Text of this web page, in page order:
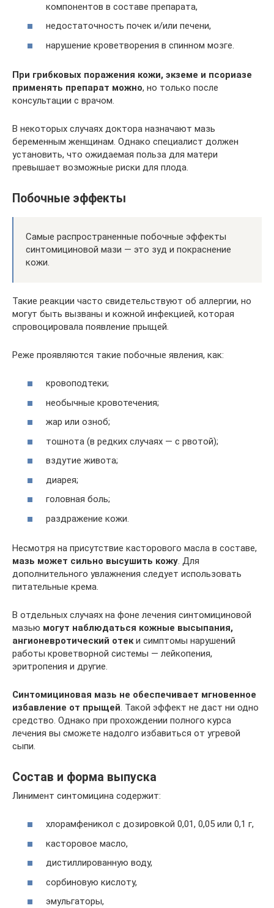
компонентов в составе препарата,
недостаточность почек и/или печени,
нарушение кроветворения в спинном мозге.
При грибковых поражения кожи, экземе и псориазе
применять препарат можно, но только после
консультации с врачом.
В некоторых случаях доктора назначают мазь
беременным женщинам. Однако специалист должен
установить, что ожидаемая польза для матери
превышает возможные риски для плода.
Побочные эффекты
Самые распространенные побочные эффекты
синтомициновой мази — это зуд и покраснение
кожи.
Такие реакции часто свидетельствуют об аллергии, но
могут быть вызваны и кожной инфекцией, которая
спровоцировала появление прыщей.
Реже проявляются такие побочные явления, как:
кровоподтеки;
необычные кровотечения;
жар или озноб;
тошнота (в редких случаях — с рвотой);
вздутие живота;
диарея;
головная боль;
раздражение кожи.
Несмотря на присутствие касторового масла в составе,
мазь может сильно высушить кожу. Для
дополнительного увлажнения следует использовать
питательные крема.
В отдельных случаях на фоне лечения синтомициновой
мазью могут наблюдаться кожные высыпания,
ангионевротический отеки симптомы нарушений
работы кроветворной системы — лейкопения,
эритропения и другие.
Синтомициновая мазь не обеспечивает мгновенное
избавление от прыщей. Такой эффект не даст ни одно
средство. Однако при прохождении полного курса
лечения вы сможете надолго избавиться от угревой
сыпи.
Состав и форма выпуска
Линимент синтомицина содержит:
хлорамфеникол с дозировкой 0,01, 0,05 или 0,1 г,
касторовое масло,
дистиллированную воду,
сорбиновую кислоту,
эмульгаторы,